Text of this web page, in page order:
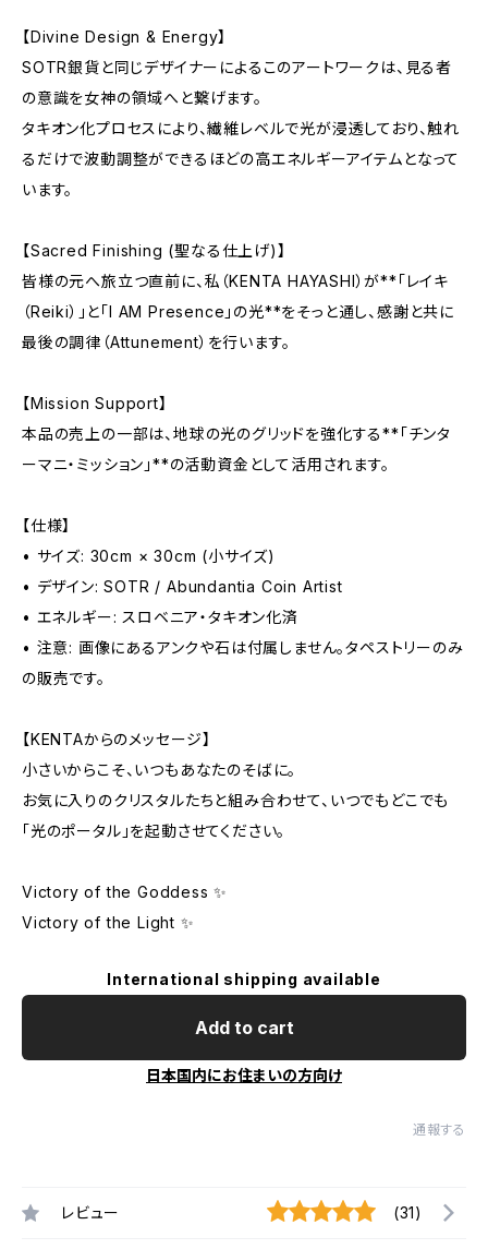
【Divine Design & Energy】
SOTR銀貨と同じデザイナーによるこのアートワークは、見る者
の意識を女神の領域へと繋げます。
タキオン化プロセスにより、繊維レベルで光が浸透しており、触れ
るだけで波動調整ができるほどの高エネルギーアイテムとなって
います。
【Sacred Finishing (聖なる仕上げ)】
皆様の元へ旅立つ直前に、私（KENTA HAYASHI）が**「レイキ
（Reiki）」と「I AM Presence」の光**をそっと通し、感謝と共に
最後の調律（Attunement）を行います。
【Mission Support】
本品の売上の一部は、地球の光のグリッドを強化する**「チンタ
ーマニ・ミッション」**の活動資金として活用されます。
【仕様】
• サイズ: 30cm × 30cm (小サイズ)
• デザイン: SOTR / Abundantia Coin Artist
• エネルギー: スロベニア・タキオン化済
• 注意: 画像にあるアンクや石は付属しません。タペストリーのみ
の販売です。
【KENTAからのメッセージ】
小さいからこそ、いつもあなたのそばに。
お気に入りのクリスタルたちと組み合わせて、いつでもどこでも
「光のポータル」を起動させてください。
Victory of the Goddess ✨
Victory of the Light ✨
International shipping available
Add to cart
日本国内にお住まいの方向け
通報する
レビュー (31)